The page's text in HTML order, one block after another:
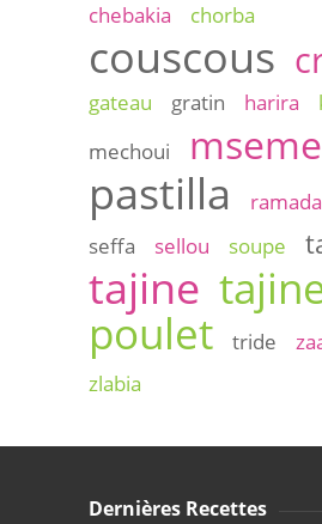
chebakia
chorba
couscous
gateau gratin harira
mechoui
pastilla
seffa
sellou soupe
tajine
poulet
tride
zlabia
Dernières Recettes